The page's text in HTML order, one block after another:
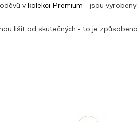
v kolekci Premium - jsou vyrobeny
lišit od skutečných - to je